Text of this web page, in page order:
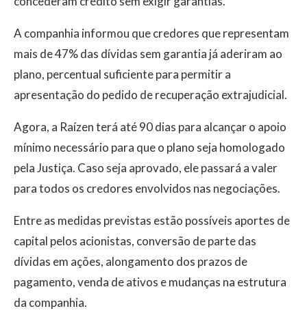
A companhia informou que credores que representam
mais de 47% das dívidas sem garantia já aderiram ao
plano, percentual suficiente para permitir a
apresentação do pedido de recuperação extrajudicial.
Agora, a Raízen terá até 90 dias para alcançar o apoio
mínimo necessário para que o plano seja homologado
pela Justiça. Caso seja aprovado, ele passará a valer
para todos os credores envolvidos nas negociações.
Entre as medidas previstas estão possíveis aportes de
capital pelos acionistas, conversão de parte das
dívidas em ações, alongamento dos prazos de
pagamento, venda de ativos e mudanças na estrutura
da companhia.